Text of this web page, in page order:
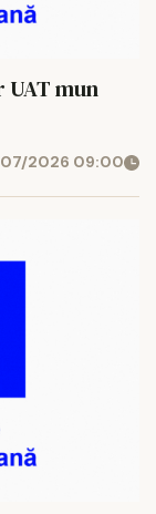
mun
2026 09:00